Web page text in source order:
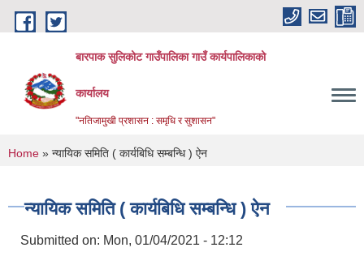
Skip to main content
बारपाक सुलिकोट गाउँपालिका गाउँ कार्यपालिकाको
कार्यालय
"नतिजामुखी प्रशासन : समृधि र सुशासन"
You are here
Home » न्यायिक समिति ( कार्यबिधि सम्बन्धि ) ऐन
न्यायिक समिति ( कार्यबिधि सम्बन्धि ) ऐन
Submitted on: Mon, 01/04/2021 - 12:12